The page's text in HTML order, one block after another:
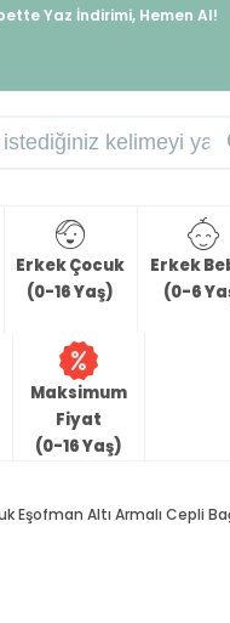
%10 İndirimi Kap, Hemen Üye
Erkek Çocuk
(0-16 Yaş)
Erkek
(0-6
Maksimum
Fiyat
(0-16 Yaş)
Eşofman Altı Armalı Cepli